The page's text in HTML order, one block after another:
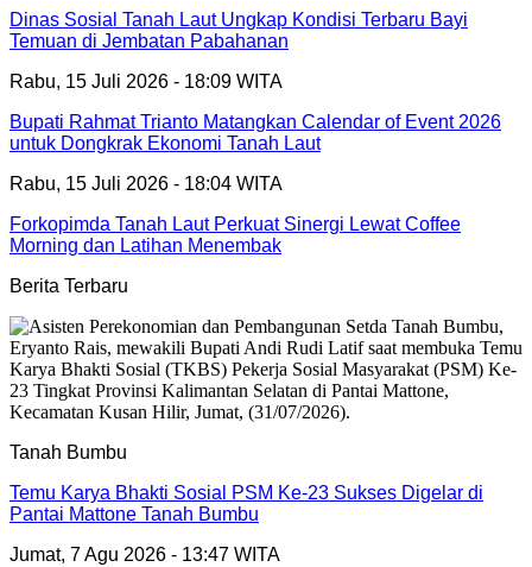
Dinas Sosial Tanah Laut Ungkap Kondisi Terbaru Bayi
Temuan di Jembatan Pabahanan
Rabu, 15 Juli 2026 - 18:09 WITA
Bupati Rahmat Trianto Matangkan Calendar of Event 2026
untuk Dongkrak Ekonomi Tanah Laut
Rabu, 15 Juli 2026 - 18:04 WITA
Forkopimda Tanah Laut Perkuat Sinergi Lewat Coffee
Morning dan Latihan Menembak
Berita Terbaru
Tanah Bumbu
Temu Karya Bhakti Sosial PSM Ke-23 Sukses Digelar di
Pantai Mattone Tanah Bumbu
Jumat, 7 Agu 2026 - 13:47 WITA